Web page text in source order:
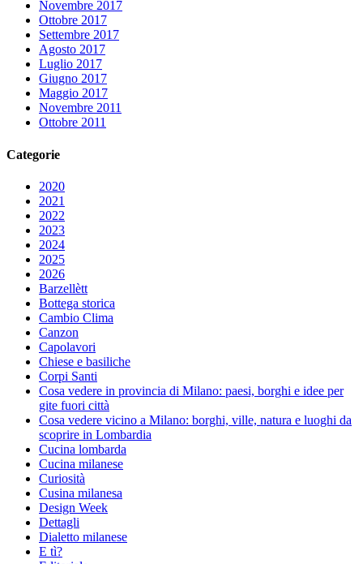
Novembre 2017
Ottobre 2017
Settembre 2017
Agosto 2017
Luglio 2017
Giugno 2017
Maggio 2017
Novembre 2011
Ottobre 2011
Categorie
2020
2021
2022
2023
2024
2025
2026
Barzellètt
Bottega storica
Cambio Clima
Canzon
Capolavori
Chiese e basiliche
Corpi Santi
Cosa vedere in provincia di Milano: paesi, borghi e idee per
gite fuori città
Cosa vedere vicino a Milano: borghi, ville, natura e luoghi da
scoprire in Lombardia
Cucina lombarda
Cucina milanese
Curiosità
Cusina milanesa
Design Week
Dettagli
Dialetto milanese
E tì?